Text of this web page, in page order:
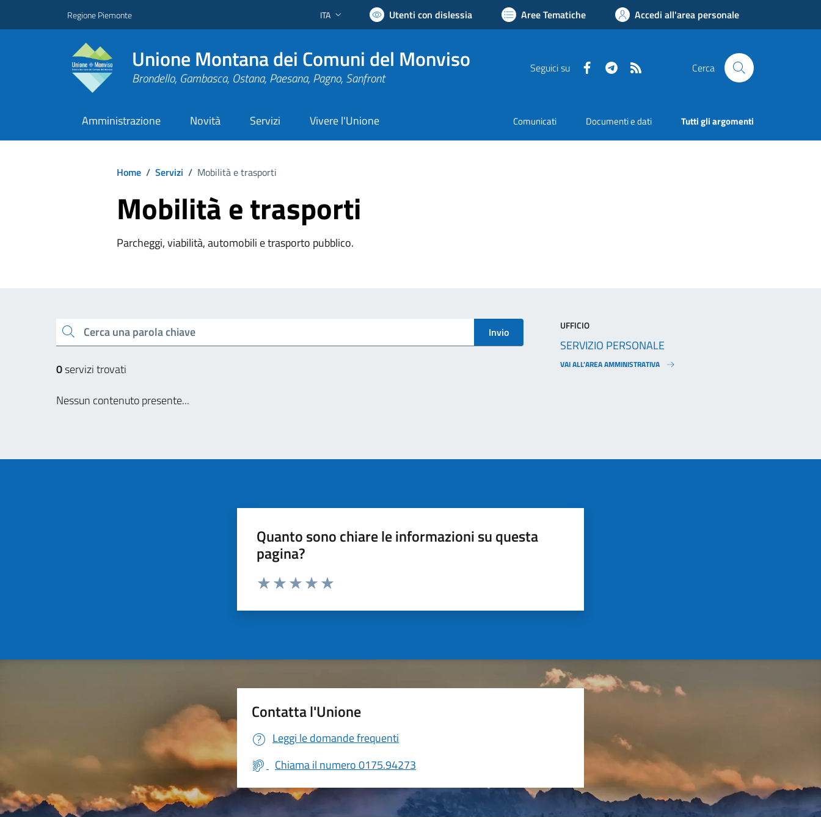
Regione Piemonte Lingua attiva:
ITA Utenti con dislessia Aree Tematiche Accedi all'area personale
Unione Montana dei Comuni del Monviso
Brondello, Gambasca, Ostana, Paesana, Pagno, Sanfront
Seguici su FacebookTelegram Cerca
Amministrazione Novità Servizi Vivere l'Unione Comunicati Documenti e dati Tutti gli argomenti
Home / Servizi / Mobilità e trasporti
Mobilità e trasporti
Parcheggi, viabilità, automobili e trasporto pubblico.
Cerca una parola chiave Invio
0servizi trovati
Nessun contenuto presente...
UFFICIO
SERVIZIO PERSONALE
VAI ALL’AREA AMMINISTRATIVA
Quanto sono chiare le informazioni su questa
pagina?
Valuta da 1 a 5 stelle la pagina
Contatta l'Unione
Leggi le domande frequenti
Chiama il numero 0175.94273